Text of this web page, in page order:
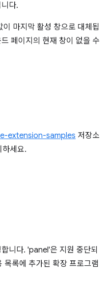
다.
이 마지막 활성 창으로 대체됩
페이지의 현재 창이 없을 수
extension-samples 저장소
하세요.
니다. 'panel'은 지원 중단되
록에 추가된 확장 프로그램